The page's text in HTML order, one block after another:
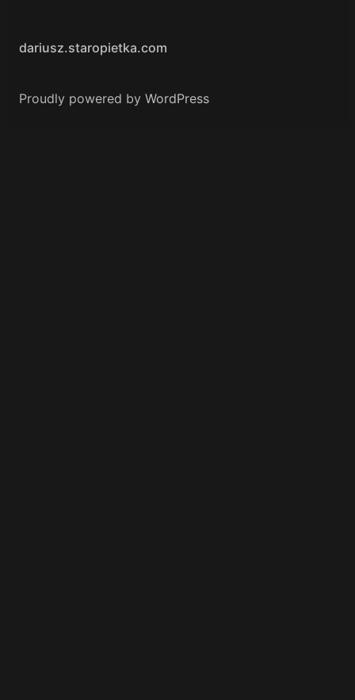
dariusz.staropietka.com
Proudly powered by WordPress